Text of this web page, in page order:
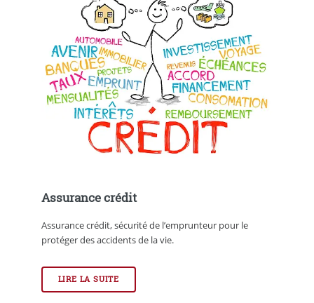
Assurance crédit
Assurance crédit, sécurité de l’emprunteur pour le
protéger des accidents de la vie.
LIRE LA SUITE